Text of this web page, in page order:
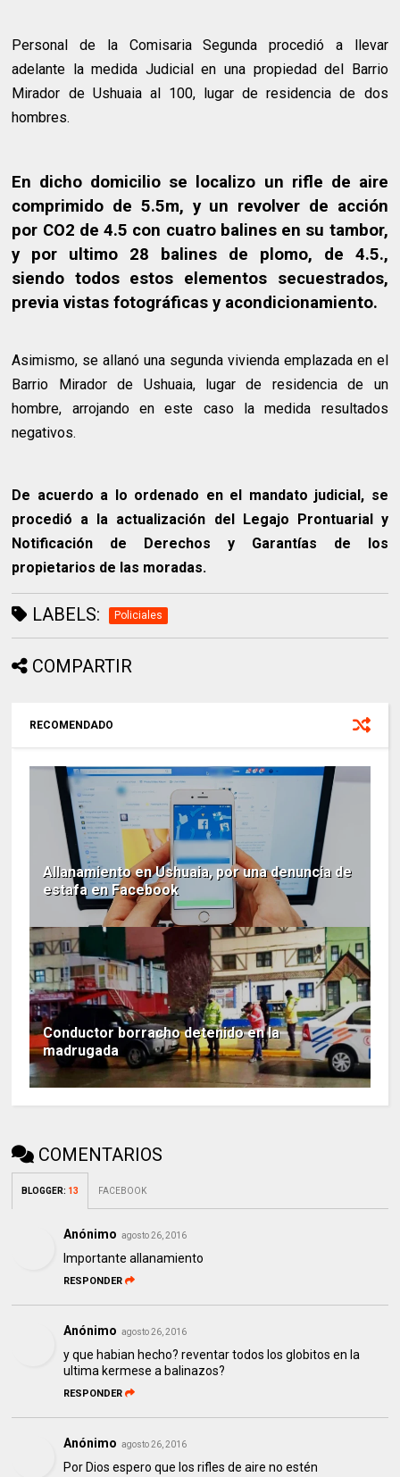
Personal de la Comisaria Segunda procedió a llevar
adelante la medida Judicial en una propiedad del Barrio
Mirador de Ushuaia al 100, lugar de residencia de dos
hombres.
En dicho domicilio se localizo un rifle de aire
comprimido de 5.5m, y un revolver de acción
por CO2 de 4.5 con cuatro balines en su tambor,
y por ultimo 28 balines de plomo, de 4.5.,
siendo todos estos elementos secuestrados,
previa vistas fotográficas y acondicionamiento.
Asimismo, se allanó una segunda vivienda emplazada en el
Barrio Mirador de Ushuaia, lugar de residencia de un
hombre, arrojando en este caso la medida resultados
negativos.
De acuerdo a lo ordenado en el mandato judicial, se
procedió a la actualización del Legajo Prontuarial y
Notificación de Derechos y Garantías de los
propietarios de las moradas.
LABELS: Policiales
COMPARTIR
RECOMENDADO
Allanamiento en Ushuaia, por una denuncia de
estafa en Facebook
Conductor borracho detenido en la
madrugada
COMENTARIOS
BLOGGER: 13 FACEBOOK
Anónimo agosto 26, 2016
Importante allanamiento
RESPONDER
Anónimo agosto 26, 2016
y que habian hecho? reventar todos los globitos en la
ultima kermese a balinazos?
RESPONDER
Anónimo agosto 26, 2016
Por Dios espero que los rifles de aire no estén